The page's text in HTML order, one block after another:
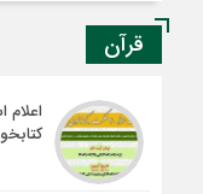
قرآن